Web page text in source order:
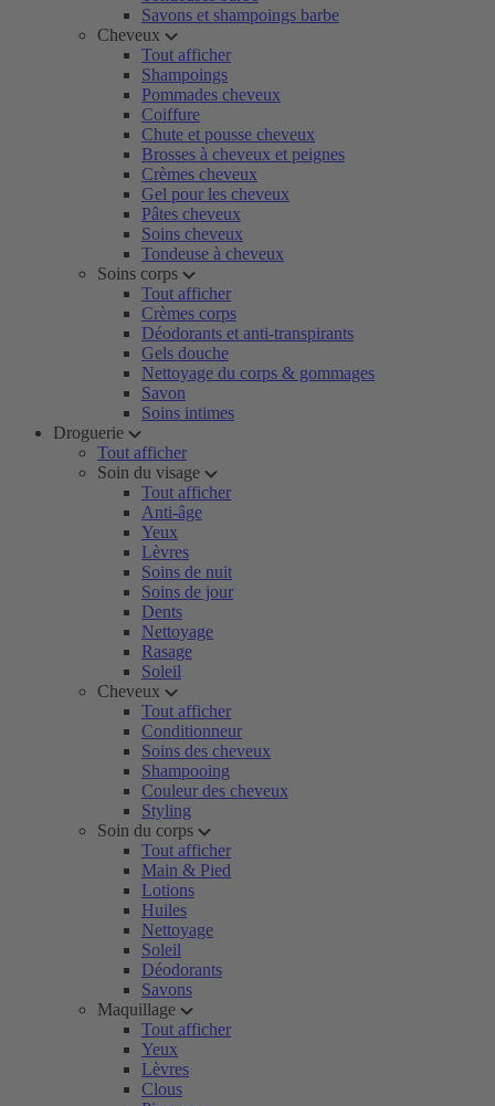
Savons et shampoings barbe
Cheveux
Tout afficher
Shampoings
Pommades cheveux
Coiffure
Chute et pousse cheveux
Brosses à cheveux et peignes
Crèmes cheveux
Gel pour les cheveux
Pâtes cheveux
Soins cheveux
Tondeuse à cheveux
Soins corps
Tout afficher
Crèmes corps
Déodorants et anti-transpirants
Gels douche
Nettoyage du corps & gommages
Savon
Soins intimes
Droguerie
Tout afficher
Soin du visage
Tout afficher
Anti-âge
Yeux
Lèvres
Soins de nuit
Soins de jour
Dents
Nettoyage
Rasage
Soleil
Cheveux
Tout afficher
Conditionneur
Soins des cheveux
Shampooing
Couleur des cheveux
Styling
Soin du corps
Tout afficher
Main & Pied
Lotions
Huiles
Nettoyage
Soleil
Déodorants
Savons
Maquillage
Tout afficher
Yeux
Lèvres
Clous